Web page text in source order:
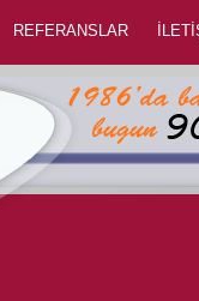
REFERANSLAR